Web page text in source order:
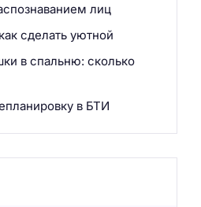
лиц
сделать уютной
в спальню: сколько
в БТИ